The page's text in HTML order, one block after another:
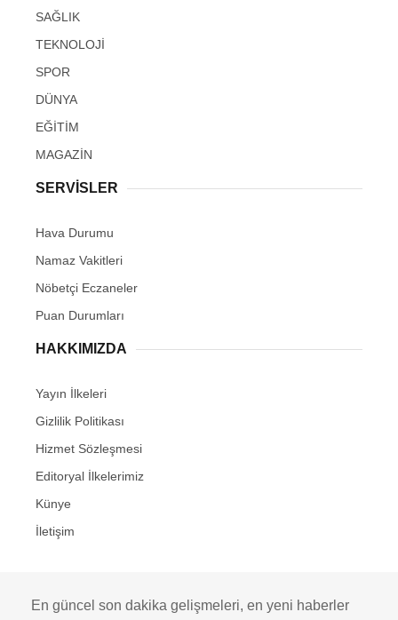
SAĞLIK
TEKNOLOJİ
SPOR
DÜNYA
EĞİTİM
MAGAZİN
SERVİSLER
Hava Durumu
Namaz Vakitleri
Nöbetçi Eczaneler
Puan Durumları
HAKKIMIZDA
Yayın İlkeleri
Gizlilik Politikası
Hizmet Sözleşmesi
Editoryal İlkelerimiz
Künye
İletişim
En güncel son dakika gelişmeleri, en yeni haberler